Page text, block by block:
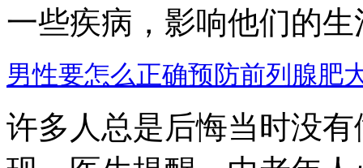
一些疾病，影响他们的生
男性要怎么正确预防前列腺肥
许多人总是后悔当时没